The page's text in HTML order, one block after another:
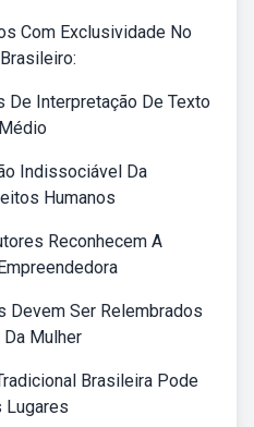
Com Exclusividade No
Interpretação De Texto
Indissociável Da
Humanos
Reconhecem A
Devem Ser Relembrados
Mulher
Brasileira Pode
Lugares